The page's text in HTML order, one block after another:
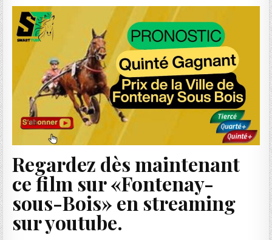
Regardez dès maintenant
ce film sur «Fontenay-
sous-Bois» en streaming
sur youtube.